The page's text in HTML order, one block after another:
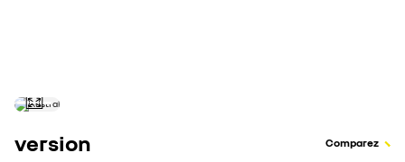
version Comparez